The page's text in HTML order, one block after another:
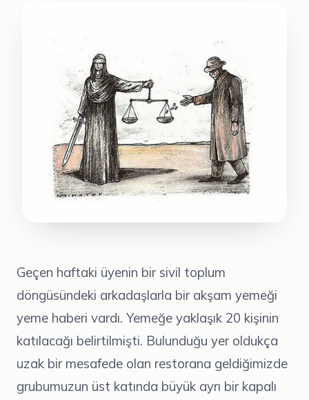
Geçen haftaki üyenin bir sivil toplum
döngüsündeki arkadaşlarla bir akşam yemeği
yeme haberi vardı. Yemeğe yaklaşık 20 kişinin
katılacağı belirtilmişti. Bulunduğu yer oldukça
uzak bir mesafede olan restorana geldiğimizde
grubumuzun üst katında büyük ayrı bir kapalı